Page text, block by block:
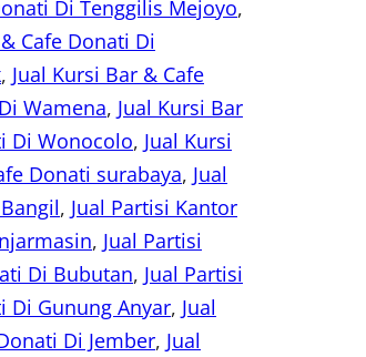
Di Tenggilis Mejoyo
Cafe Donati Di
, Jual Kursi Bar & Cafe
Wamena, Jual Kursi Bar
Di Wonocolo, Jual Kursi
Donati surabaya, Jual
, Jual Partisi Kantor
, Jual Partisi
Di Bubutan, Jual Partisi
Di Gunung Anyar, Jual
Di Jember, Jual